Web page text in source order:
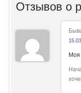
Отзывов о
Моя